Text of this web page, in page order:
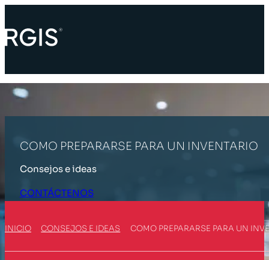
COMO PREPARARSE PARA UN INVENTARIO
Consejos e ideas
CONTÁCTENOS
INICIO CONSEJOS E IDEAS COMO PREPARARSE PARA UN